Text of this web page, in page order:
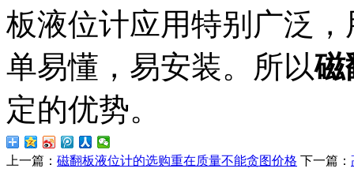
板液位计应用特别广泛
单易懂，易安装。所以磁
定的优势。
上一篇： 磁翻板液位计的选购重在质量不能贪图价格 下一篇：